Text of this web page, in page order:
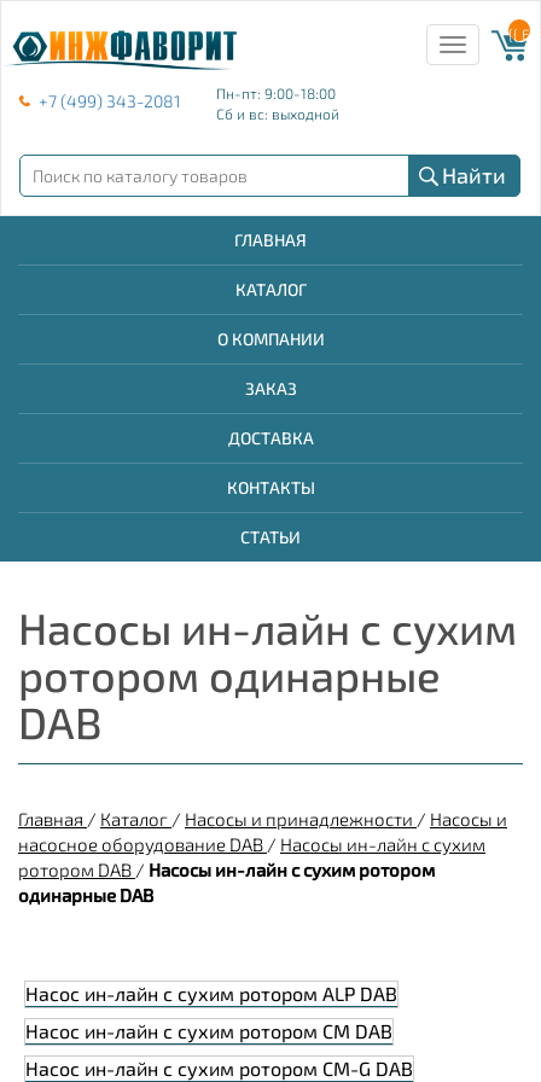
+7 (499) 343-2081
Пн-пт: 9:00-18:00
Сб и вс: выходной
Toggle
navigation
{{
Найти
ГЛАВНАЯ
КАТАЛОГ
О КОМПАНИИ
ЗАКАЗ
ДОСТАВКА
КОНТАКТЫ
СТАТЬИ
Насосы ин-лайн с сухим
ротором одинарные
DAB
Главная / Каталог / Насосы и принадлежности / Насосы и
насосное оборудование DAB / Насосы ин-лайн с сухим
ротором DAB / Насосы ин-лайн с сухим ротором
одинарные DAB
Насос ин-лайн с сухим ротором ALP DAB
Насос ин-лайн с сухим ротором CM DAB
Насос ин-лайн с сухим ротором CM-G DAB